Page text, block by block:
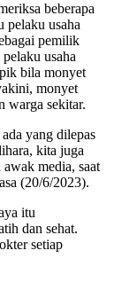
beberapa
pelaku usaha
pemilik
usaha
bila monyet
monyet
warga sekitar.
yang dilepas
kita juga
media, saat
(20/6/2023).
itu
dan sehat.
setiap